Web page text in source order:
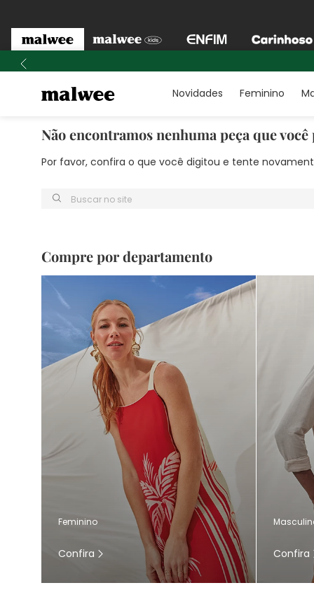
Novidades Feminino
Não encontramos nenhuma peça que
Por favor, confira o que você digitou e tente
Buscar no site
Compre por departamento
Feminino
Confira Confira